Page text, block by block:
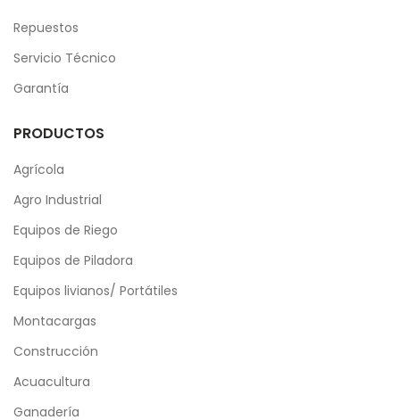
Repuestos
Servicio Técnico
Garantía
PRODUCTOS
Agrícola
Agro Industrial
Equipos de Riego
Equipos de Piladora
Equipos livianos/ Portátiles
Montacargas
Construcción
Acuacultura
Ganadería